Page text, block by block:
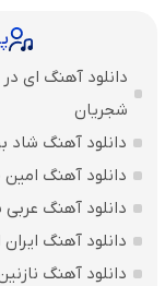
دانلود آهنگ ای
شجریان
دانلود آهنگ شاد
دانلود آهنگ
دانلود آهنگ
دانلود آهنگ
دانلود آهنگ